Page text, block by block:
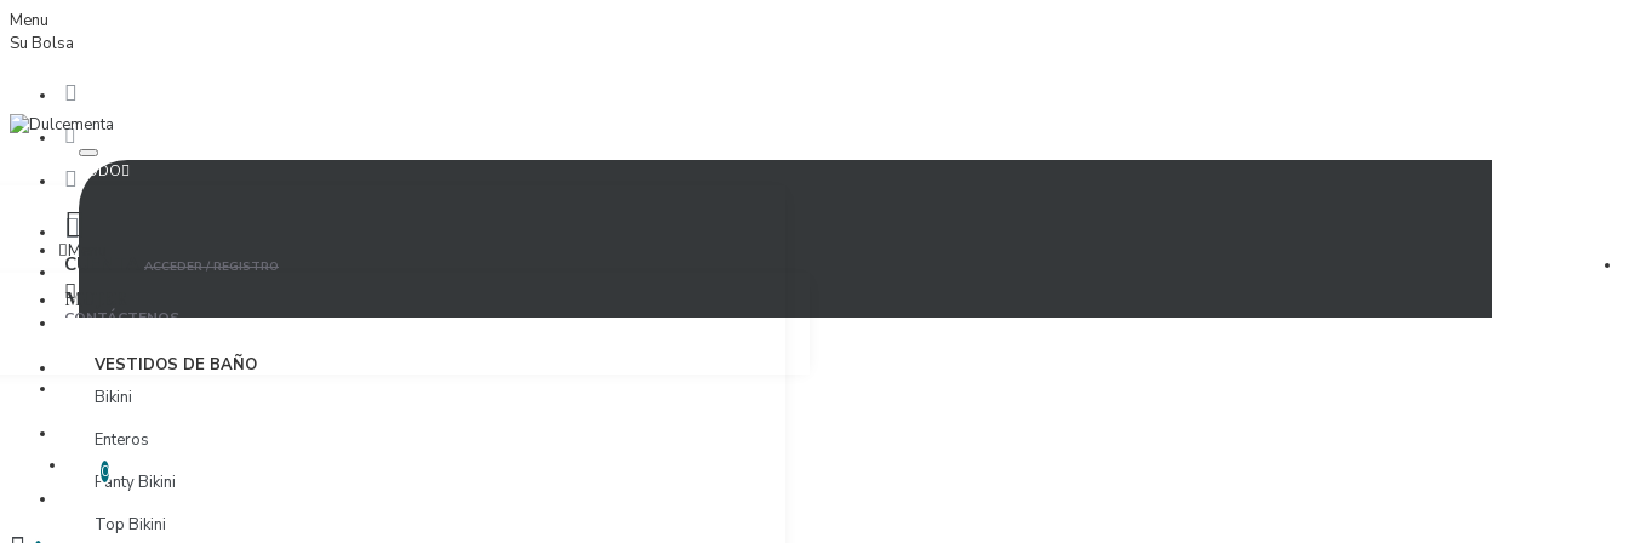
Menu
Su Bolsa
CONTÁCTENOS
TODO
CUENTA ACCEDER / REGISTRO
LISTA DE DESEOS
0
Menu
MUJER
VESTIDOS DE BAÑO
Bikini
Enteros
Panty Bikini
Top Bikini
ACCEDER
PROVEEDORES